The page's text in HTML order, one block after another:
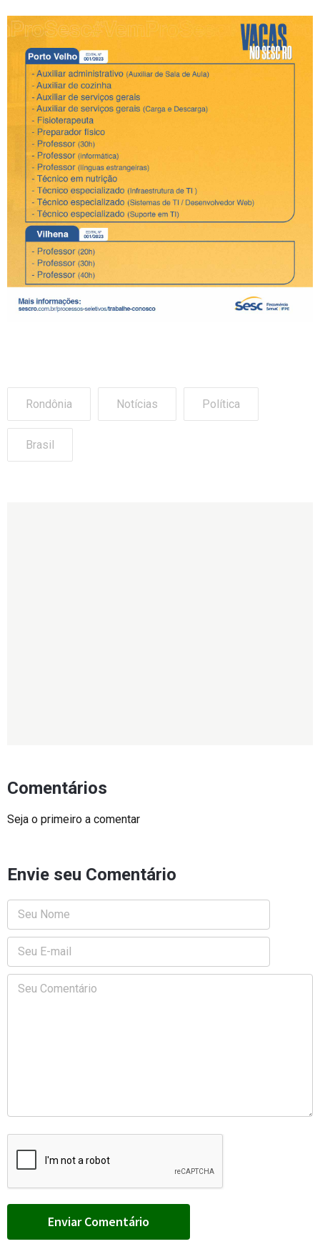
Rondônia Notícias Política
Brasil
Comentários
Seja o primeiro a comentar
Envie seu Comentário